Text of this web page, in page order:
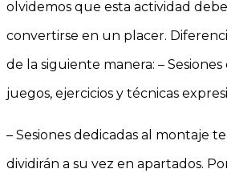
olvidemos que esta actividad
convertirse en un placer.
de la siguiente manera: – Sesiones
juegos, ejercicios y técnicas
– Sesiones dedicadas al montaje
dividirán a su vez en apartados.